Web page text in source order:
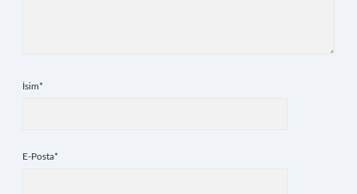
İsim*
E-Posta*